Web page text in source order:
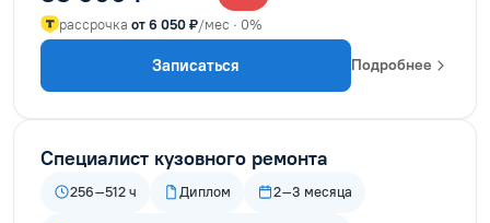
рассрочка от 6 050 ₽/мес · 0%
Записаться Подробнее
Специалист кузовного ремонта
256–512 ч Диплом 2–3 месяца